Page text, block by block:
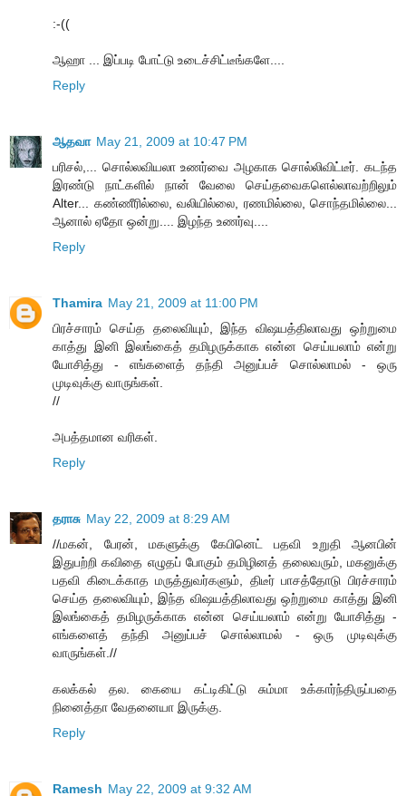
:-((
ஆஹா ... இப்படி போட்டு உடைச்சிட்டீங்களே....
Reply
ஆதவா May 21, 2009 at 10:47 PM
பரிசல்,... சொல்லவியலா உணர்வை அழகாக சொல்லிவிட்டீர். கடந்த
இரண்டு நாட்களில் நான் வேலை செய்தவைகளெல்லாவற்றிலும்
Alter... கண்ணீரில்லை, வலியில்லை, ரணமில்லை, சொந்தமில்லை...
ஆனால் ஏதோ ஒன்று.... இழந்த உணர்வு....
Reply
Thamira May 21, 2009 at 11:00 PM
பிரச்சாரம் செய்த தலைவியும், இந்த விஷயத்திலாவது ஒற்றுமை
காத்து இனி இலங்கைத் தமிழருக்காக என்ன செய்யலாம் என்று
யோசித்து - எங்களைத் தந்தி அனுப்பச் சொல்லாமல் - ஒரு
முடிவுக்கு வாருங்கள்.
//
அபத்தமான வரிகள்.
Reply
தராசு May 22, 2009 at 8:29 AM
//மகன், பேரன், மகளுக்கு கேபினெட் பதவி உறுதி ஆனபின்
இதுபற்றி கவிதை எழுதப் போகும் தமிழினத் தலைவரும், மகனுக்கு
பதவி கிடைக்காத மருத்துவர்களும், திடீர் பாசத்தோடு பிரச்சாரம்
செய்த தலைவியும், இந்த விஷயத்திலாவது ஒற்றுமை காத்து இனி
இலங்கைத் தமிழருக்காக என்ன செய்யலாம் என்று யோசித்து -
எங்களைத் தந்தி அனுப்பச் சொல்லாமல் - ஒரு முடிவுக்கு
வாருங்கள்.//
கலக்கல் தல. கையை கட்டிகிட்டு சும்மா உக்கார்ந்திருப்பதை
நினைத்தா வேதனையா இருக்கு.
Reply
Ramesh May 22, 2009 at 9:32 AM